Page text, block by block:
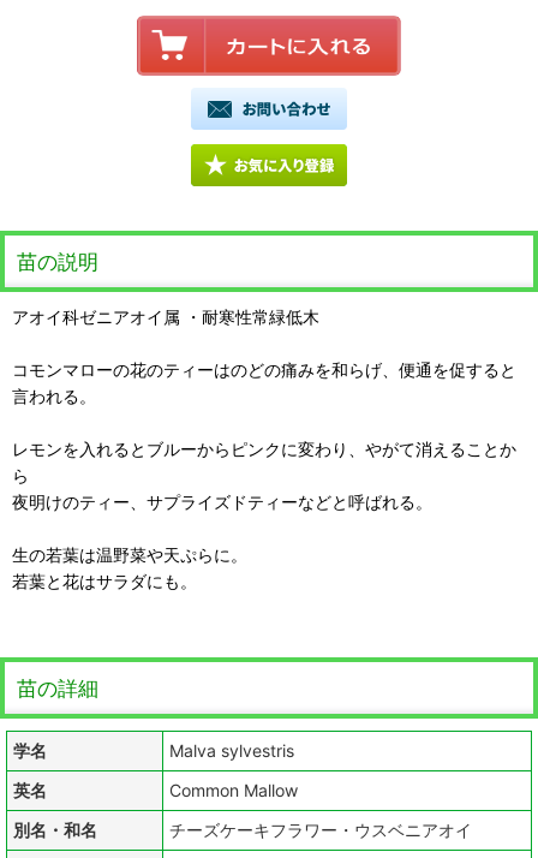
苗の説明
アオイ科ゼニアオイ属 ・耐寒性常緑低木
コモンマローの花のティーはのどの痛みを和らげ、便通を促すると
言われる。
レモンを入れるとブルーからピンクに変わり、やがて消えることか
ら
夜明けのティー、サプライズドティーなどと呼ばれる。
生の若葉は温野菜や天ぷらに。
若葉と花はサラダにも。
苗の詳細
学名
Malva sylvestris
英名
Common Mallow
別名・和名
チーズケーキフラワー・ウスベニアオイ